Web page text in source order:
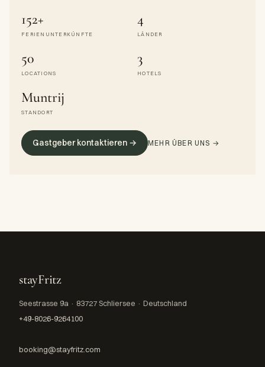
152+
FERIENUNTERKÜNFTE
4
LÄNDER
50
LOCATIONS
3
HOTELS
Muntrij
STANDORT
Gastgeber kontaktieren → MEHR ÜBER UNS →
stayFritz
Seestrasse 9a · 83727 Schliersee · Deutschland
+49-8026-9264100
booking@stayfritz.com